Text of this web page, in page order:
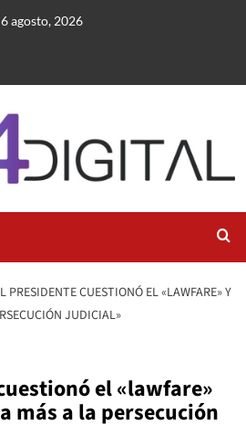
6 agosto, 2026
PRESIDENTE CUESTIONÓ EL «LAWFARE» Y
JUDICIAL»
el «lawfare»
más a la persecución